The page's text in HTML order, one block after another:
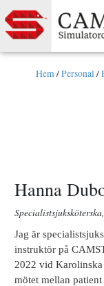
till
innehåll
Hem /Personal /
Hanna
Jag är
instruktör på
2022 vid
mötet mellan